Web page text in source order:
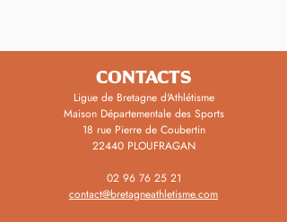
CONTACTS
Ligue de Bretagne d'Athlétisme
Maison Départementale des Sports
18 rue Pierre de Coubertin
22440 PLOUFRAGAN
02 96 76 25 21
contact@bretagneathletisme.com